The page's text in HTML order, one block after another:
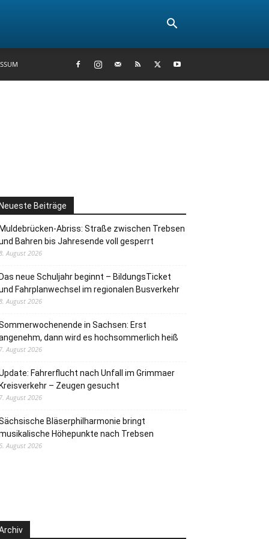
Beiträge
Abriss: Straße zwischen Trebsen
Bahren bis Jahresende voll gesperrt
August 2026
neue Schuljahr beginnt – BildungsTicket
Fahrplanwechsel im regionalen Busverkehr
August 2026
in Sachsen: Erst
dann wird es hochsommerlich heiß
August 2026
Fahrerflucht nach Unfall im Grimmaer
– Zeugen gesucht
August 2026
Bläserphilharmonie bringt
Höhepunkte nach Trebsen
August 2026